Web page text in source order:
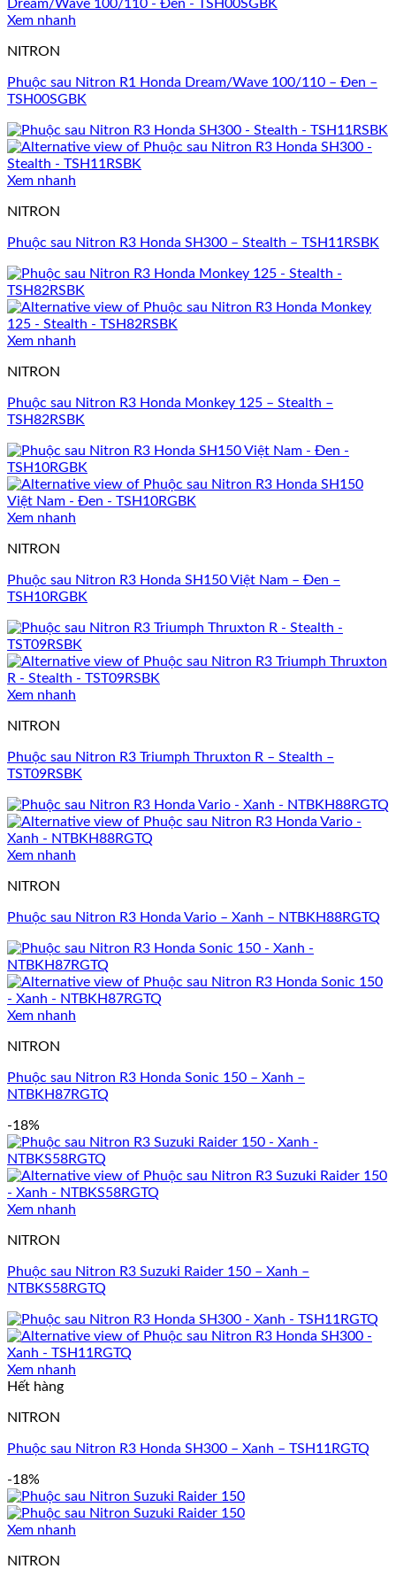
Xem nhanh
NITRON
Phuộc sau Nitron R1 Honda Dream/Wave 100/110 – Đen –
TSH00SGBK
Xem nhanh
NITRON
Phuộc sau Nitron R3 Honda SH300 – Stealth – TSH11RSBK
Xem nhanh
NITRON
Phuộc sau Nitron R3 Honda Monkey 125 – Stealth –
TSH82RSBK
Xem nhanh
NITRON
Phuộc sau Nitron R3 Honda SH150 Việt Nam – Đen –
TSH10RGBK
Xem nhanh
NITRON
Phuộc sau Nitron R3 Triumph Thruxton R – Stealth –
TST09RSBK
Xem nhanh
NITRON
Phuộc sau Nitron R3 Honda Vario – Xanh – NTBKH88RGTQ
Xem nhanh
NITRON
Phuộc sau Nitron R3 Honda Sonic 150 – Xanh –
NTBKH87RGTQ
-18%
Xem nhanh
NITRON
Phuộc sau Nitron R3 Suzuki Raider 150 – Xanh –
NTBKS58RGTQ
Xem nhanh
Hết hàng
NITRON
Phuộc sau Nitron R3 Honda SH300 – Xanh – TSH11RGTQ
-18%
Xem nhanh
NITRON